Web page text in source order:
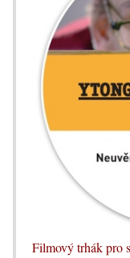
Filmový trhák pro